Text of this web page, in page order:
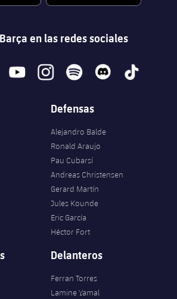
en las redes sociales
youtubeinstagramspotify discord tiktok
Defensas
Alejandro Balde
Ronald Araujo
Pau Cubarsí
Andreas Christensen
Gerard Martín
Jules Kounde
Eric García
Héctor Fort
Delanteros
Ferran Torres
Lamine Yamal